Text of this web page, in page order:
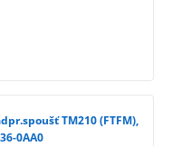
TM210 (FTFM),
0AA0